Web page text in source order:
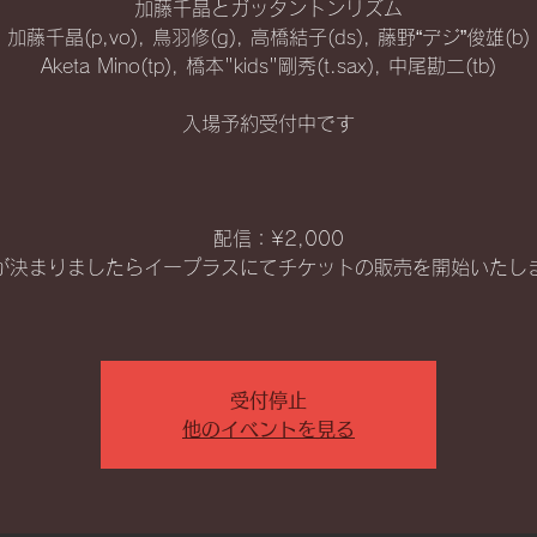
加藤千晶とガッタントンリズム
加藤千晶(p,vo), 鳥羽修(g), 高橋結子(ds), 藤野“デジ”俊雄(b)
Aketa Mino(tp), 橋本"kids"剛秀(t.sax), 中尾勘二(tb)
入場予約受付中です
配信：¥2,000
決まりましたらイープラスにてチケットの販売を開始いたし
受付停止
他のイベントを見る